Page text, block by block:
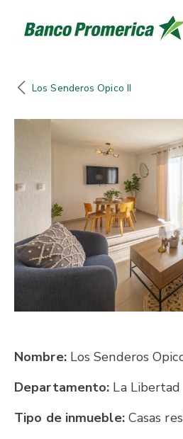
Los Senderos Opico II
Nombre: Los Senderos
Departamento: La Libertad
Tipo de inmueble:Casas